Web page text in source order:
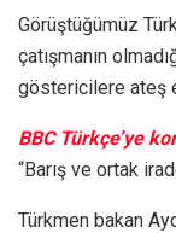
Görüştüğümüz
çatışmanın
göstericilere ateş
BBC Türkçe’ye
“Barış ve ortak
Türkmen bakan